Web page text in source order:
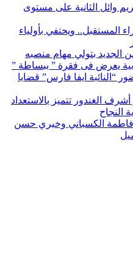
وائل الثانية على مستوى
المستقبل.. ويحتفي بأولياء
الجديد بتولي مهام منصبه
يعرض فى فقرة ” ببساطة ”
ايفا فارس” قضايا
أشرف الغندور تتميز بالاستعداد
النجاح
فاطمة الكسباني وخيري حسن